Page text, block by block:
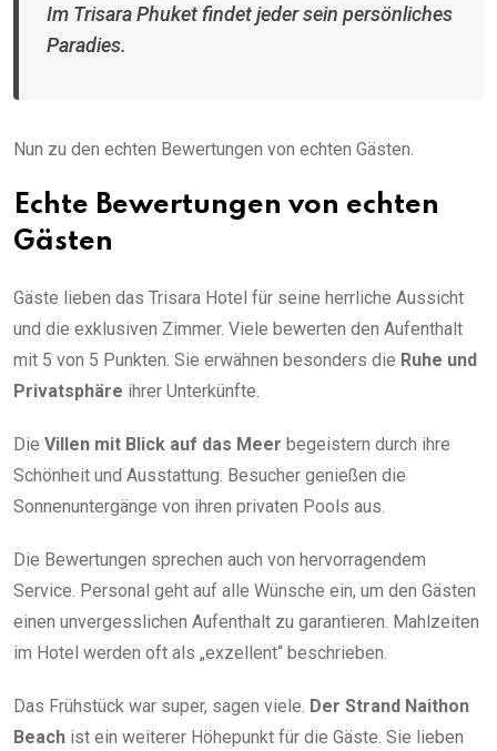
Im Trisara Phuket findet jeder sein persönliches
Paradies.
Nun zu den echten Bewertungen von echten Gästen.
Echte Bewertungen von echten
Gästen
Gäste lieben das Trisara Hotel für seine herrliche Aussicht
und die exklusiven Zimmer. Viele bewerten den Aufenthalt
mit 5 von 5 Punkten. Sie erwähnen besonders die Ruhe und
Privatsphäre ihrer Unterkünfte.
Die Villen mit Blick auf das Meer begeistern durch ihre
Schönheit und Ausstattung. Besucher genießen die
Sonnenuntergänge von ihren privaten Pools aus.
Die Bewertungen sprechen auch von hervorragendem
Service. Personal geht auf alle Wünsche ein, um den Gästen
einen unvergesslichen Aufenthalt zu garantieren. Mahlzeiten
im Hotel werden oft als „exzellent“ beschrieben.
Das Frühstück war super, sagen viele. Der Strand Naithon
Beach ist ein weiterer Höhepunkt für die Gäste. Sie lieben